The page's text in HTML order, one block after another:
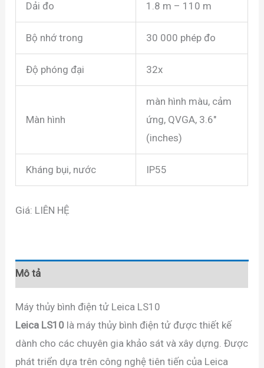
Dải đo 1.8 m – 110 m
Bộ nhớ trong 30 000 phép đo
Độ phóng đại 32x
Màn hình
màn hình màu, cảm
ứng, QVGA, 3.6″
(inches)
Kháng bụi, nước IP55
Giá: LIÊN HỆ
Mô tả
Máy thủy bình điện tử Leica LS10
Leica LS10 là máy thủy bình điện tử được thiết kế
dành cho các chuyên gia khảo sát và xây dựng. Được
phát triển dựa trên công nghệ tiên tiến của Leica